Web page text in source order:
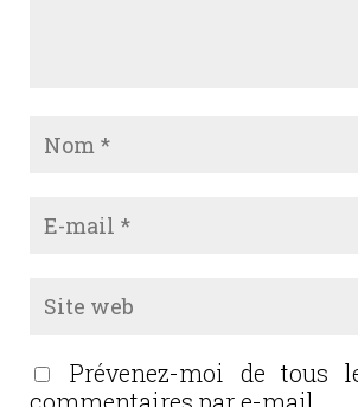
Prévenez-moi de tous
commentaires par e-mail.